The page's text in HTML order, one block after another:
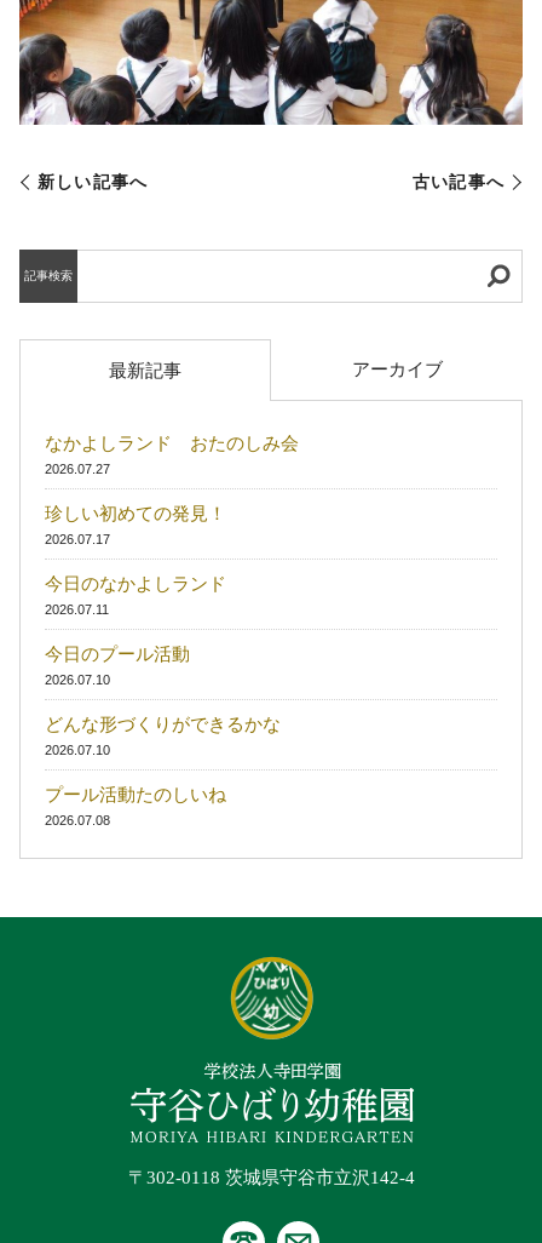
新しい記事へ 古い記事へ
記事検索
最新記事 アーカイブ
なかよしランド おたのしみ会
2026.07.27
珍しい初めての発見！
2026.07.17
今日のなかよしランド
2026.07.11
今日のプール活動
2026.07.10
どんな形づくりができるかな
2026.07.10
プール活動たのしいね
2026.07.08
〒302-0118 茨城県守谷市立沢142-4